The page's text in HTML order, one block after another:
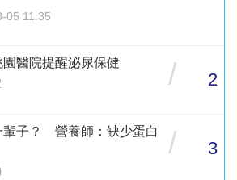
05 11:35
醫院提醒泌尿保健
/ 2
輩子？ 營養師：缺少蛋白
/ 3